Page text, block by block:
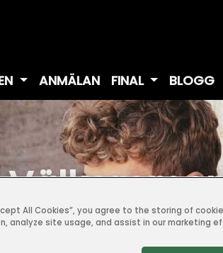
ANMÄLAN FINAL BLOGG
All Cookies”, you agree to the storing of
analyze site usage, and assist in our marketing